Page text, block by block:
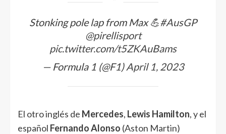
Stonking pole lap from Max 💪#AusGP
@pirellisport
pic.twitter.com/t5ZKAuBams
— Formula 1 (@F1)April 1, 2023
El otro inglés de Mercedes, Lewis Hamilton, y el
español Fernando Alonso (Aston Martin)